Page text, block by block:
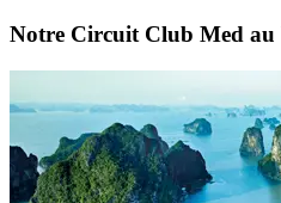
Notre Circuit Club Med au